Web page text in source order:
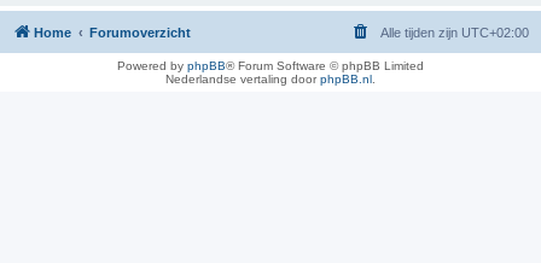
Home Forumoverzicht Alle tijden zijn UTC+02:00
Powered by phpBB® Forum Software © phpBB Limited
Nederlandse vertaling doorphpBB.nl